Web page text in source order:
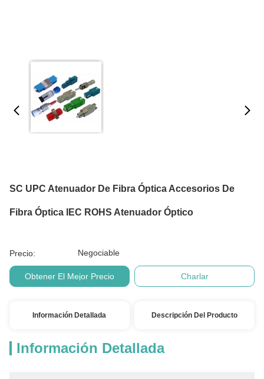
SC UPC Atenuador De Fibra Óptica Accesorios De
Fibra Óptica IEC ROHS Atenuador Óptico
Precio: Negociable
Obtener El Mejor Precio Charlar
Información Detallada Descripción Del Producto
Información Detallada